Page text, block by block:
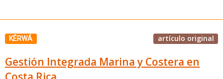
KÉRWÁ artículo original
Gestión Integrada Marina y Costera en